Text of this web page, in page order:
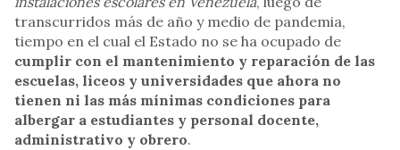
transcurridos más de año y medio de pandemia,
tiempo en el cual el Estado no se ha ocupado de
cumplir con el mantenimiento y reparación de las
escuelas, liceos y universidades que ahora no
tienen ni las más mínimas condiciones para
albergar a estudiantes y personal docente,
administrativo y obrero.